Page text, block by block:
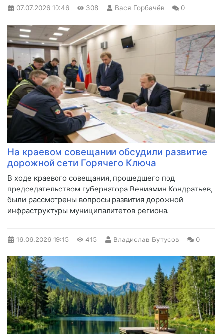
07.07.2026 10:46 308 Вася Горбачёв 0
На краевом совещании обсудили развитие
дорожной сети Горячего Ключа
В ходе краевого совещания, прошедшего под
председательством губернатора Вениамин Кондратьев,
были рассмотрены вопросы развития дорожной
инфраструктуры муниципалитетов региона.
16.06.2026 19:15 415 Владислав Бутусов 0